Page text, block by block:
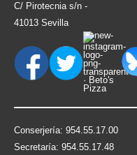
C/ Pirotecnia s/n -
41013 Sevilla
Conserjería: 954.55.17.00
Secretaría: 954.55.17.48